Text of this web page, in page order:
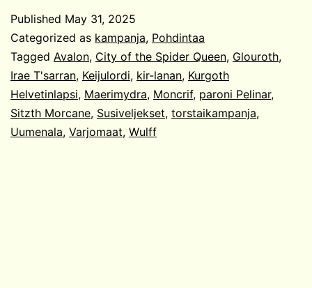
Published May 31, 2025
Categorized as kampanja, Pohdintaa
Tagged Avalon, City of the Spider Queen, Glouroth,
Irae T'sarran, Keijulordi, kir-lanan, Kurgoth
Helvetinlapsi, Maerimydra, Moncrif, paroni Pelinar,
Sitzth Morcane, Susiveljekset, torstaikampanja,
Uumenala, Varjomaat, Wulff